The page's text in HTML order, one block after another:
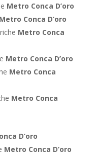
Metro Conca D’oro
Metro Conca D’oro
Metro Conca
Metro Conca D’oro
Metro Conca
Metro Conca
D’oro
Metro Conca D’oro